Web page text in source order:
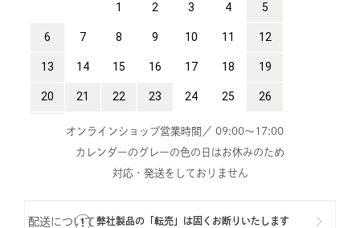
配送について
オンラインショップ営業時間／ 09:00～17:00
カレンダーのグレーの色の日はお休みのため
対応・発送をしておりません
弊社製品の「転売」は固くお断りいたします